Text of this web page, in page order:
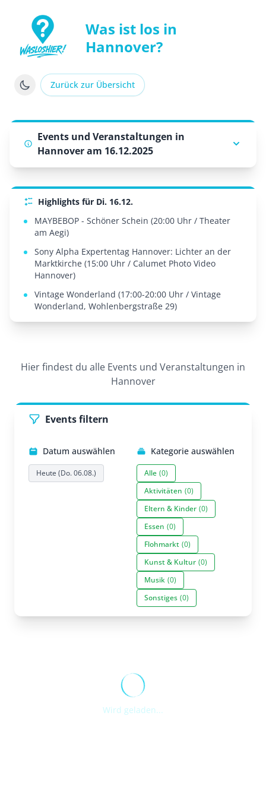
WasLosHier - Dein Portal für Events und
Was ist los in
Hannover?
Zurück zur Übersicht
Events und Veranstaltungen in
Hannover am 16.12.2025
Highlights für Di. 16.12.
MAYBEBOP - Schöner Schein (20:00 Uhr / Theater
am Aegi)
Sony Alpha Expertentag Hannover: Lichter an der
Marktkirche (15:00 Uhr / Calumet Photo Video
Hannover)
Vintage Wonderland (17:00-20:00 Uhr / Vintage
Wonderland, Wohlenbergstraße 29)
Hier findest du alle Events und Veranstaltungen in
Hannover
Events filtern
Datum auswählen
Heute (Do. 06.08.)
Kategorie auswählen
Alle (0)
Aktivitäten (0)
Eltern & Kinder (0)
Essen (0)
Flohmarkt (0)
Kunst & Kultur (0)
Musik (0)
Sonstiges (0)
Wird geladen...